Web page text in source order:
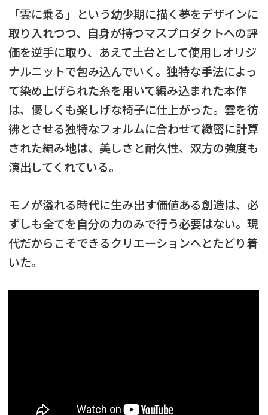
「雲に乗る」という幼少期に描く夢をデザインに
取り入れつつ、自身が持つマスプロダクトへの評
価を逆手に取り、あえて土台として使用しオリジ
ナルニットで包み込んでいく。独特な手法によっ
て染め上げられた糸を用いて編み込まれた本作
は、優しくも楽しげな椅子に仕上がった。雲を彷
彿とさせる独特なフォルムに合わせて緻密に計算
された編み地は、美しさと耐久性、双方の強度も
演出してくれている。
モノが溢れる時代に生み出す価値ある創造は、必
ずしも全てを自分の力のみで行う必要はない。現
代だからこそできるクリエーションへとたどり着
いた。